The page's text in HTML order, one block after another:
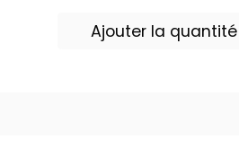
Ajouter la